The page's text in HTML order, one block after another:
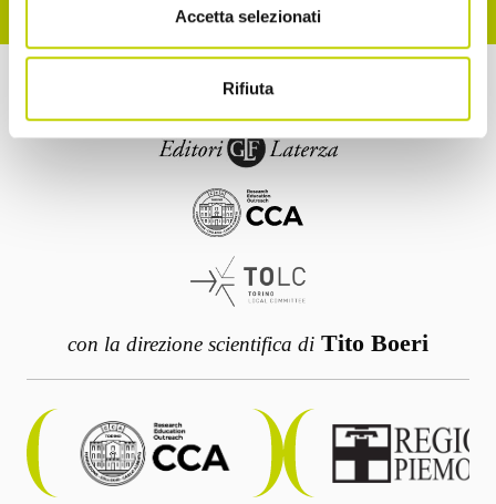
Accetta selezionati
Rifiuta
con la direzione scientifica di Tito Boeri